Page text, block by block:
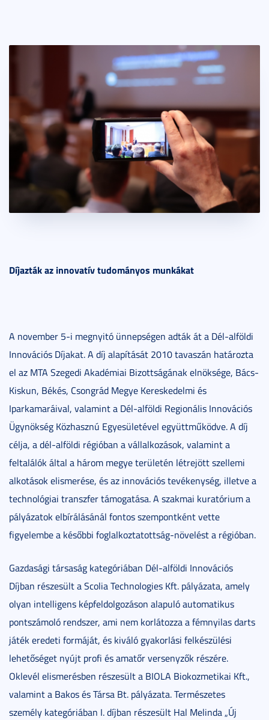
Díjazták az innovatív tudományos munkákat
A november 5-i megnyitó ünnepségen adták át a Dél-alföldi
Innovációs Díjakat. A díj alapítását 2010 tavaszán határozta
el az MTA Szegedi Akadémiai Bizottságának elnöksége, Bács-
Kiskun, Békés, Csongrád Megye Kereskedelmi és
Iparkamaráival, valamint a Dél-alföldi Regionális Innovációs
Ügynökség Közhasznú Egyesületével együttműködve. A díj
célja, a dél-alföldi régióban a vállalkozások, valamint a
feltalálók által a három megye területén létrejött szellemi
alkotások elismerése, és az innovációs tevékenység, illetve a
technológiai transzfer támogatása. A szakmai kuratórium a
pályázatok elbírálásánál fontos szempontként vette
figyelembe a későbbi foglalkoztatottság-növelést a régióban.
Gazdasági társaság kategóriában Dél-alföldi Innovációs
Díjban részesült a Scolia Technologies Kft. pályázata, amely
olyan intelligens képfeldolgozáson alapuló automatikus
pontszámoló rendszer, ami nem korlátozza a fémnyilas darts
játék eredeti formáját, és kiváló gyakorlási felkészülési
lehetőséget nyújt profi és amatőr versenyzők részére.
Oklevél elismerésben részesült a BIOLA Biokozmetikai Kft.,
valamint a Bakos és Társa Bt. pályázata. Természetes
személy kategóriában I. díjban részesült Hal Melinda „Új